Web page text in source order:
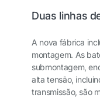
Duas linhas
A nova fábrica
montagem. As
submontagem,
alta tensão,
transmissão, são